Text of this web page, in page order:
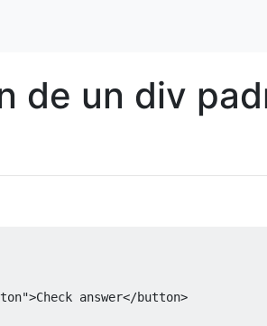
de un div
>Check answer</button>